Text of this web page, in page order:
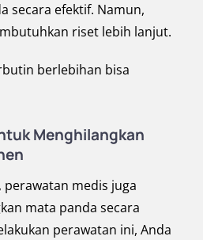
secara efektif. Namun,
riset lebih lanjut.
berlebihan bisa
Menghilangkan
perawatan medis juga
mata panda secara
perawatan ini, Anda